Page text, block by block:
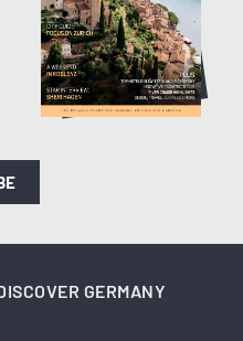
GERMANY